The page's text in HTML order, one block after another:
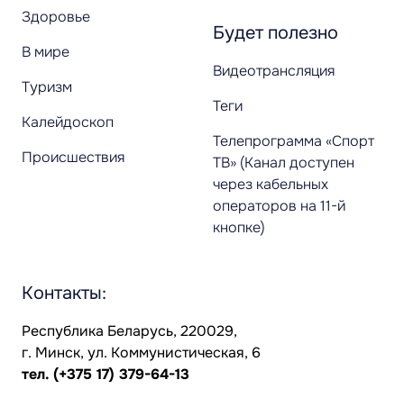
Здоровье
В мире
Туризм
Калейдоскоп
Происшествия
Будет полезно
Видеотрансляция
Теги
Телепрограмма «Спорт
ТВ» (Канал доступен
через кабельных
операторов на 11-й
кнопке)
Контакты:
Республика Беларусь, 220029,
г. Минск, ул. Коммунистическая, 6
тел. (+375 17) 379-64-13